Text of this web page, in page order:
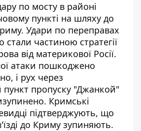
по мосту в районі
пункті на шляху до
Удари по переправах
стали частиною стратегії
від материкової Росії.
атаки пошкоджено
і рух через
пропуску "Джанкой"
Кримські
підтверджують, що
до Криму зупиняють.